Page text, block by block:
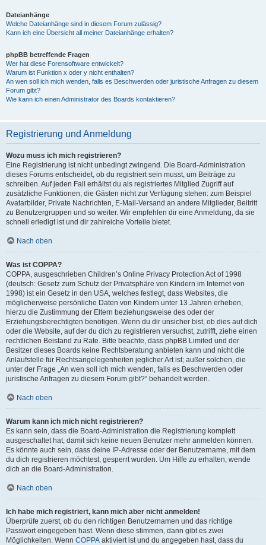
Dateianhänge
Welche Dateianhänge sind in diesem Forum zulässig?
Kann ich eine Übersicht all meiner Dateianhänge erhalten?
phpBB betreffende Fragen
Wer hat diese Forensoftware entwickelt?
Warum ist Funktion x oder y nicht enthalten?
An wen soll ich mich wenden, falls es Beschwerden oder juristische Anfragen zu diesem
Forum gibt?
Wie kann ich einen Administrator des Boards kontaktieren?
Registrierung und Anmeldung
Wozu muss ich mich registrieren?
Eine Registrierung ist nicht unbedingt zwingend. Die Board-Administration
dieses Forums entscheidet, ob du registriert sein musst, um Beiträge zu
schreiben. Auf jeden Fall erhältst du als registriertes Mitglied Zugriff auf
zusätzliche Funktionen, die Gästen nicht zur Verfügung stehen: zum Beispiel
Avatarbilder, Private Nachrichten, E-Mail-Versand an andere Mitglieder, Beitritt
zu Benutzergruppen und so weiter. Wir empfehlen dir eine Anmeldung, da sie
schnell erledigt ist und dir zahlreiche Vorteile bietet.
Nach oben
Was ist COPPA?
COPPA, ausgeschrieben Children’s Online Privacy Protection Act of 1998
(deutsch: Gesetz zum Schutz der Privatsphäre von Kindern im Internet von
1998) ist ein Gesetz in den USA, welches festlegt, dass Websites, die
möglicherweise persönliche Daten von Kindern unter 13 Jahren erheben,
hierzu die Zustimmung der Eltern beziehungsweise des oder der
Erziehungsberechtigten benötigen. Wenn du dir unsicher bist, ob dies auf dich
oder die Website, auf der du dich zu registrieren versuchst, zutrifft, ziehe einen
rechtlichen Beistand zu Rate. Bitte beachte, dass phpBB Limited und der
Besitzer dieses Boards keine Rechtsberatung anbieten kann und nicht die
Anlaufstelle für Rechtsangelegenheiten jeglicher Art ist; außer solchen, die
unter der Frage „An wen soll ich mich wenden, falls es Beschwerden oder
juristische Anfragen zu diesem Forum gibt?“ behandelt werden.
Nach oben
Warum kann ich mich nicht registrieren?
Es kann sein, dass die Board-Administration die Registrierung komplett
ausgeschaltet hat, damit sich keine neuen Benutzer mehr anmelden können.
Es könnte auch sein, dass deine IP-Adresse oder der Benutzername, mit dem
du dich registrieren möchtest, gesperrt wurden. Um Hilfe zu erhalten, wende
dich an die Board-Administration.
Nach oben
Ich habe mich registriert, kann mich aber nicht anmelden!
Überprüfe zuerst, ob du den richtigen Benutzernamen und das richtige
Passwort eingegeben hast. Wenn diese stimmen, dann gibt es zwei
Möglichkeiten. Wenn COPPA aktiviert ist und du angegeben hast, dass du